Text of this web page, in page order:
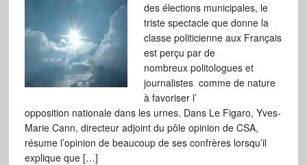
des élections municipales, le
triste spectacle que donne la
classe politicienne aux Français
est perçu par de
nombreux politologues et
journalistes comme de nature
à favoriser l’
opposition nationale dans les urnes. Dans Le Figaro, Yves-
Marie Cann, directeur adjoint du pôle opinion de CSA,
résume l’opinion de beaucoup de ses confrères lorsqu’il
explique que […]